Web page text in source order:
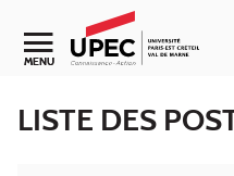
Aller au contenu
Navigation secondaire
MENU
LISTE DES